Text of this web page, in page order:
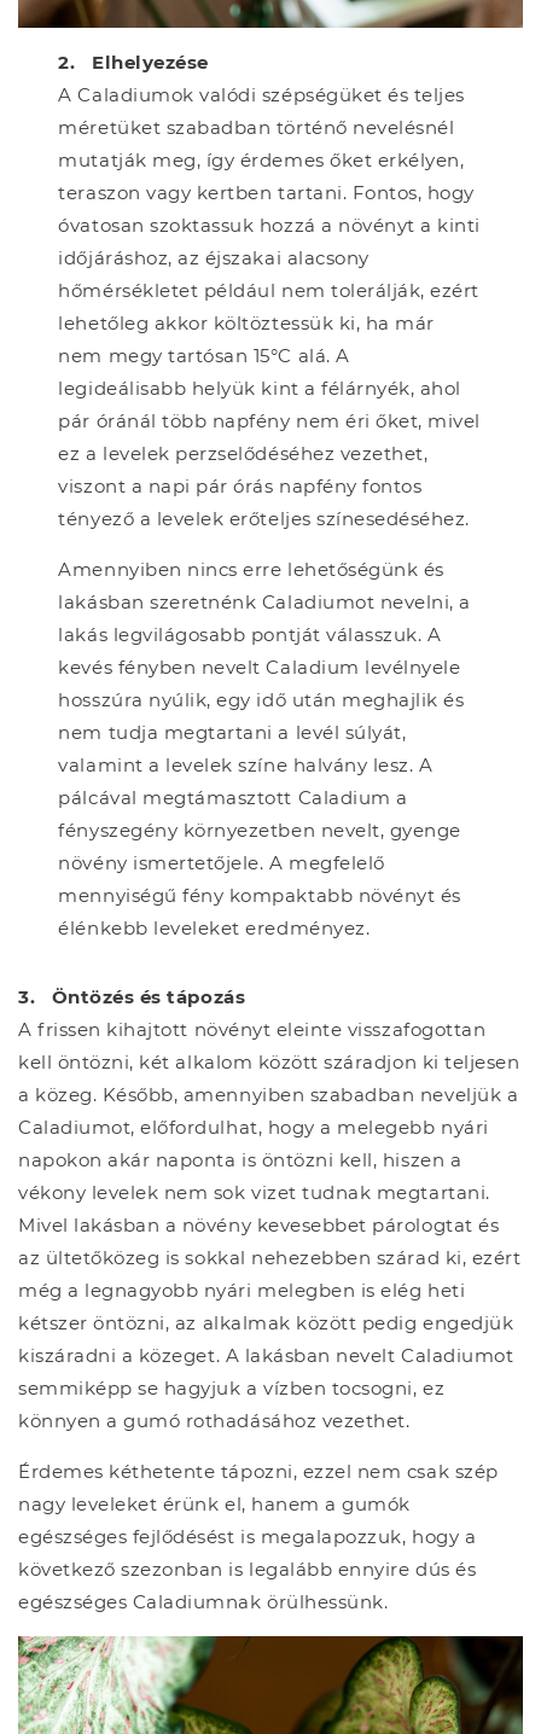
2.
Elhelyezése
A Caladiumok valódi szépségüket és teljes
méretüket szabadban történő nevelésnél
mutatják meg, így érdemes őket erkélyen,
teraszon vagy kertben tartani. Fontos, hogy
óvatosan szoktassuk hozzá a növényt a kinti
időjáráshoz, az éjszakai alacsony
hőmérsékletet például nem tolerálják, ezért
lehetőleg akkor költöztessük ki, ha már
nem megy tartósan 15°C alá. A
legideálisabb helyük kint a félárnyék, ahol
pár óránál több napfény nem éri őket, mivel
ez a levelek perzselődéséhez vezethet,
viszont a napi pár órás napfény fontos
tényező a levelek erőteljes színesedéséhez.
Amennyiben nincs erre lehetőségünk és
lakásban szeretnénk Caladiumot nevelni, a
lakás legvilágosabb pontját válasszuk. A
kevés fényben nevelt Caladium levélnyele
hosszúra nyúlik, egy idő után meghajlik és
nem tudja megtartani a levél súlyát,
valamint a levelek színe halvány lesz. A
pálcával megtámasztott Caladium a
fényszegény környezetben nevelt, gyenge
növény ismertetőjele. A megfelelő
mennyiségű fény kompaktabb növényt és
élénkebb leveleket eredményez.
3.
Öntözés és tápozás
A frissen kihajtott növényt eleinte visszafogottan
kell öntözni, két alkalom között száradjon ki teljesen
a közeg. Később, amennyiben szabadban neveljük a
Caladiumot, előfordulhat, hogy a melegebb nyári
napokon akár naponta is öntözni kell, hiszen a
vékony levelek nem sok vizet tudnak megtartani.
Mivel lakásban a növény kevesebbet párologtat és
az ültetőközeg is sokkal nehezebben szárad ki, ezért
még a legnagyobb nyári melegben is elég heti
kétszer öntözni, az alkalmak között pedig engedjük
kiszáradni a közeget. A lakásban nevelt Caladiumot
semmiképp se hagyjuk a vízben tocsogni, ez
könnyen a gumó rothadásához vezethet.
Érdemes kéthetente tápozni, ezzel nem csak szép
nagy leveleket érünk el, hanem a gumók
egészséges fejlődésést is megalapozzuk, hogy a
következő szezonban is legalább ennyire dús és
egészséges Caladiumnak örülhessünk.